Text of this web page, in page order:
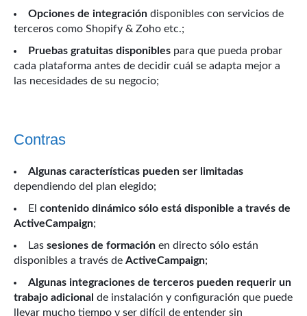
Opciones de integración disponibles con servicios de
terceros como Shopify & Zoho etc.;
Pruebas gratuitas disponibles para que pueda probar
cada plataforma antes de decidir cuál se adapta mejor a
las necesidades de su negocio;
Contras
Algunas características pueden ser limitadas
dependiendo del plan elegido;
El contenido dinámico sólo está disponible a través de
ActiveCampaign;
Las sesiones de formación en directo sólo están
disponibles a través de ActiveCampaign;
Algunas integraciones de terceros pueden requerir un
trabajo adicional de instalación y configuración que puede
llevar mucho tiempo y ser difícil de entender sin